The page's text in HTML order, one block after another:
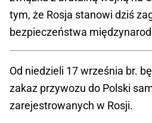
tym, że Rosja stanowi dziś
bezpieczeństwa
Od niedzieli 17 września br.
zakaz przywozu do Polski
zarejestrowanych w Rosji.